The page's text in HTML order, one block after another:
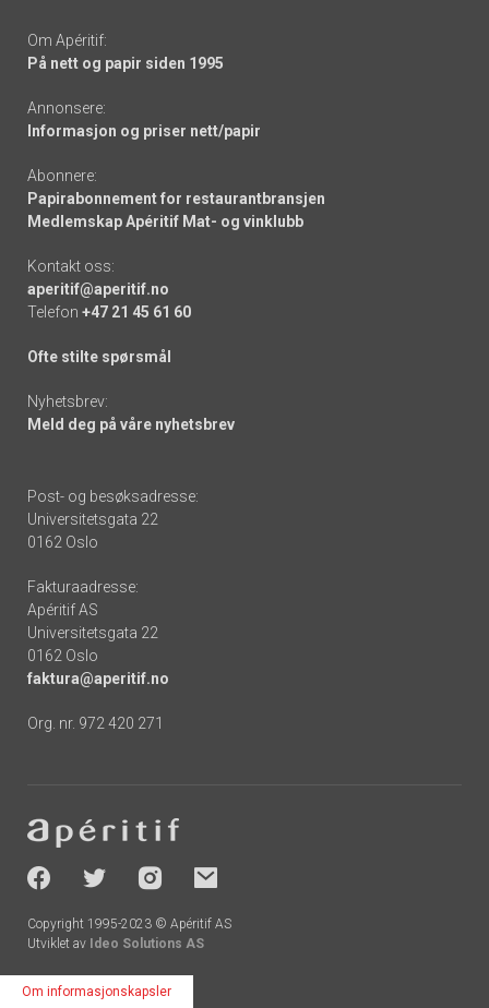
Om Apéritif:
På nett og papir siden 1995
Annonsere:
Informasjon og priser nett/papir
Abonnere:
Papirabonnement for restaurantbransjen
Medlemskap Apéritif Mat- og vinklubb
Kontakt oss:
aperitif@aperitif.no
Telefon +47 21 45 61 60
Ofte stilte spørsmål
Nyhetsbrev:
Meld deg på våre nyhetsbrev
Post- og besøksadresse:
Universitetsgata 22
0162 Oslo
Fakturaadresse:
Apéritif AS
Universitetsgata 22
0162 Oslo
faktura@aperitif.no
Org. nr. 972 420 271
-
socials
Copyright 1995-2023 © Apéritif AS
Utviklet av Ideo Solutions AS
Om informasjonskapsler